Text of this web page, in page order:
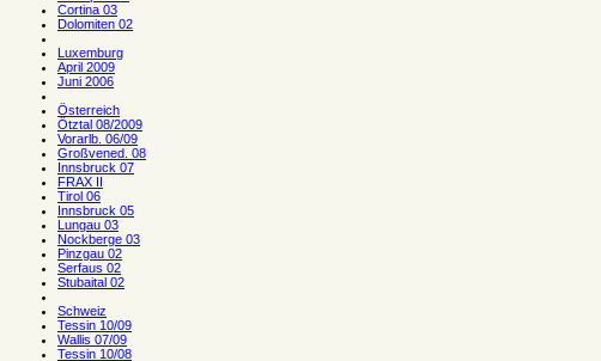
Cortina 03
Dolomiten 02
Luxemburg
April 2009
Juni 2006
Österreich
Ötztal 08/2009
Vorarlb. 06/09
Großvened. 08
Innsbruck 07
FRAX II
Tirol 06
Innsbruck 05
Lungau 03
Nockberge 03
Pinzgau 02
Serfaus 02
Stubaital 02
Schweiz
Tessin 10/09
Wallis 07/09
Tessin 10/08